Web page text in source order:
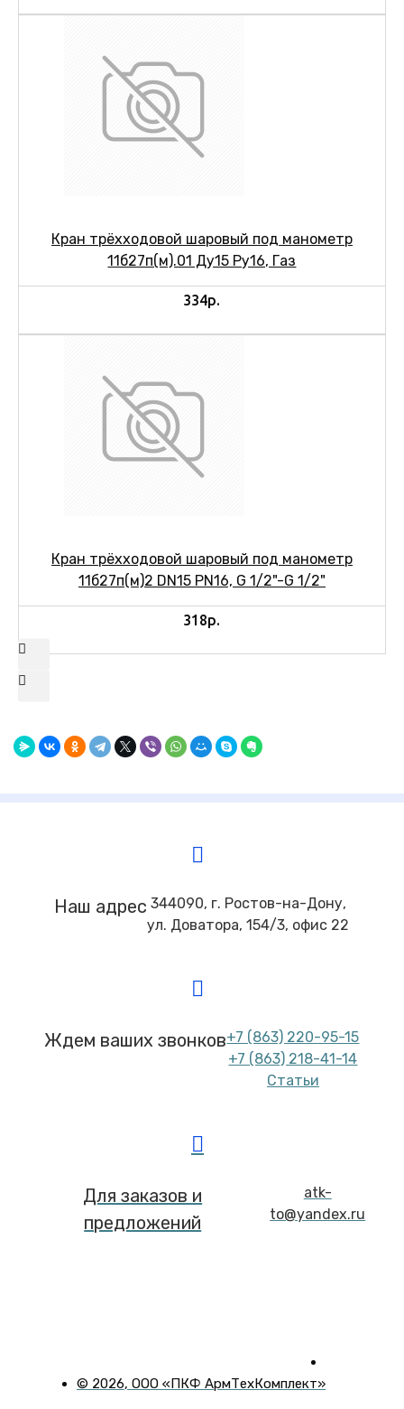
Кран трёхходовой шаровый под манометр
11б27п(м).01 Ду15 Ру16, Газ
334р.
Кран трёхходовой шаровый под манометр
11б27п(м)2 DN15 PN16, G 1/2"-G 1/2"
318р.
Наш адрес 344090, г. Ростов-на-Дону,
ул. Доватора, 154/3, офис 22
Ждем ваших звонков+7 (863) 220-95-15
+7 (863) 218-41-14
Статьи
Для заказов и
предложений
atk-
to@yandex.ru
© 2026, ООО «ПКФ АрмТехКомплект»